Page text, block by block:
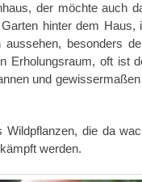
der möchte auch
hinter dem
besonders
Erholungsraum, oft ist
und
die da
werden.